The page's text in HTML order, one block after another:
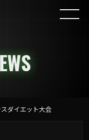
ダイエット大会